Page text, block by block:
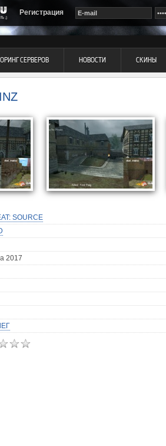
Регистрация
СЕРВЕРОВ НОВОСТИ СКИНЫ
SOURCE
2017